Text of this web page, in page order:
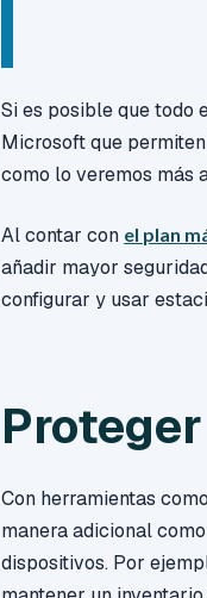
Si es posible que todo
Microsoft que
como lo veremos más
Al contar con el plan
añadir mayor
configurar y usar
Con herramientas
manera adicional
dispositivos. Por